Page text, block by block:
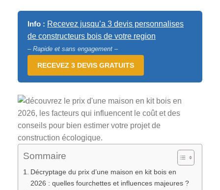
Info : Recevez jusqu’a 3 devis personnalises
de constructeurs bois de votre region
– Rapide et sans engagement –
RECEVEZ 3 DEVIS GRATUITS
Sommaire
Décryptage du prix d’une maison en kit bois en
2026 : quelles fourchettes et influences majeures ?